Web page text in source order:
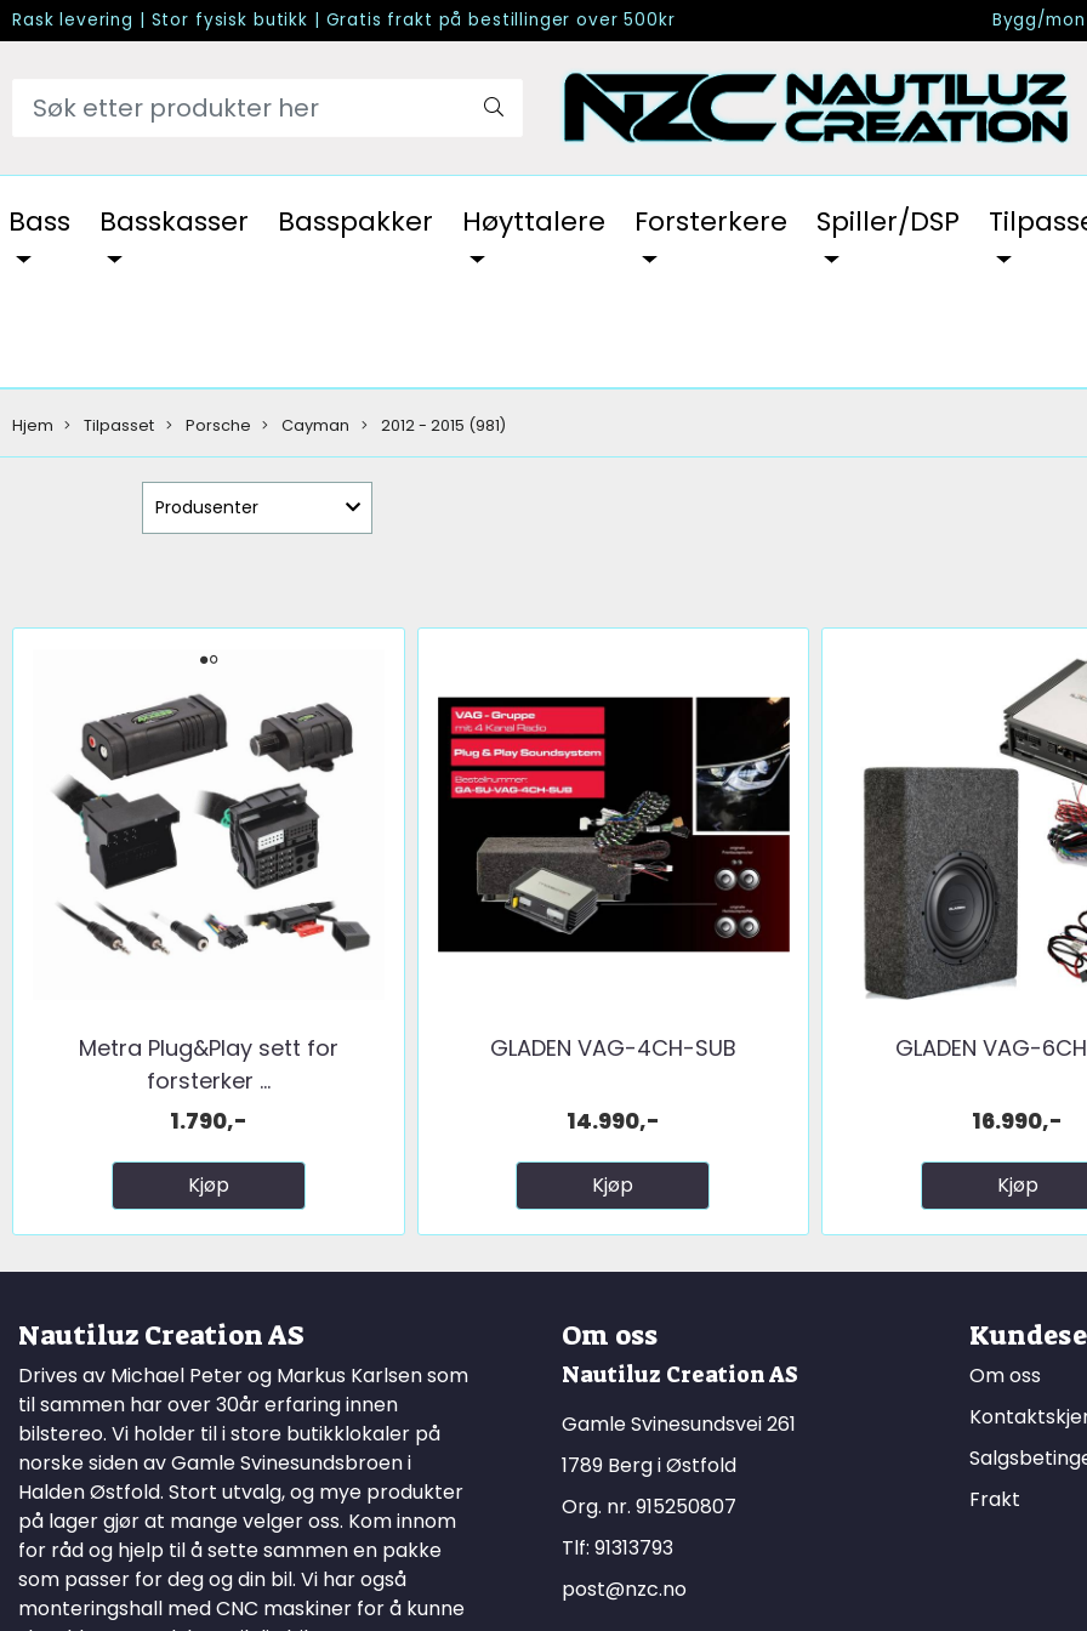
Rask levering | Stor fysisk butikk | Gratis frakt på bestillinger over 500kr Bygg/
Bass Basskasser Basspakker Høyttalere Forsterkere Spiller/DSP
Hjem Tilpasset Porsche Cayman 2012 - 2015 (981)
Produsenter
Metra Plug&Play sett for
forsterker ...
1.790,-
Kjøp
GLADEN VAG-4CH-SUB
14.990,-
Kjøp
GLADEN VAG-
16.990,-
Kjøp
Nautiluz Creation AS
Drives av Michael Peter og Markus Karlsen som
til sammen har over 30år erfaring innen
bilstereo. Vi holder til i store butikklokaler på
norske siden av Gamle Svinesundsbroen i
Halden Østfold. Stort utvalg, og mye produkter
på lager gjør at mange velger oss. Kom innom
for råd og hjelp til å sette sammen en pakke
som passer for deg og din bil. Vi har også
monteringshall med CNC maskiner for å kunne
Om oss
Nautiluz Creation AS
Gamle Svinesundsvei 261
1789 Berg i Østfold
Org. nr. 915250807
Tlf: 91313793
post@nzc.no
Om oss
Frakt